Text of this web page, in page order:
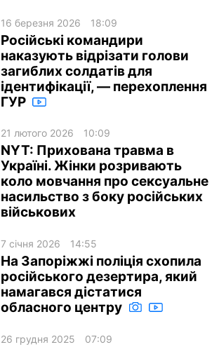
16 березня 2026 18:09
Російські командири
наказують відрізати голови
загиблих солдатів для
ідентифікації, — перехоплення
ГУР
21 лютого 2026 10:09
NYT: Прихована травма в
Україні. Жінки розривають
коло мовчання про сексуальне
насильство з боку російських
військових
7 січня 2026 14:55
На Запоріжжі поліція схопила
російського дезертира, який
намагався дістатися
обласного центру
26 грудня 2025 07:09